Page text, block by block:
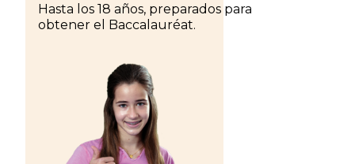
Hasta los 18 años, preparados para
obtener el Baccalauréat.